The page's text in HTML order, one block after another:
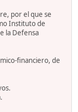
por el que se
Instituto de
la Defensa
financiero, de